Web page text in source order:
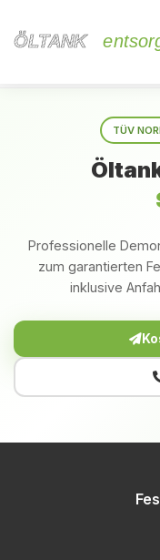
ÖLTANK
ÖLTANK
TÜV
Professionelle
zum garantierten
inklusive